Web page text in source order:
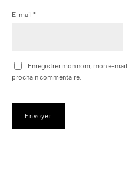
E-mail *
Enregistrer mon nom, mon e-
prochain commentaire.